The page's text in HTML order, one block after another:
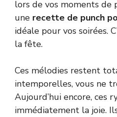
lors de vos moments de
une recette de punch
idéale pour vos soirées.
la fête.
Ces mélodies restent
intemporelles, vous ne
Aujourd’hui encore, ces
immédiatement la joie.